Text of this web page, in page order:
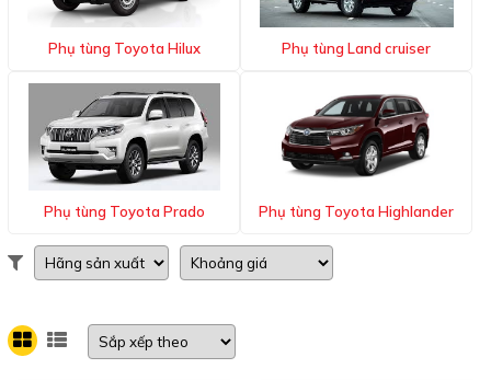
Phụ tùng Toyota Hilux Phụ tùng Land cruiser
Phụ tùng Toyota Prado Phụ tùng Toyota Highlander